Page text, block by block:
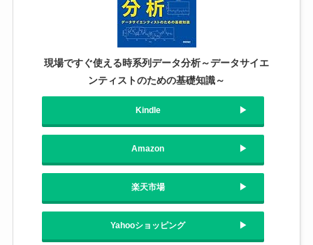
現場ですぐ使える時系列データ分析～データサイエ
ンティストのための基礎知識～
Kindle
Amazon
楽天市場
Yahooショッピング